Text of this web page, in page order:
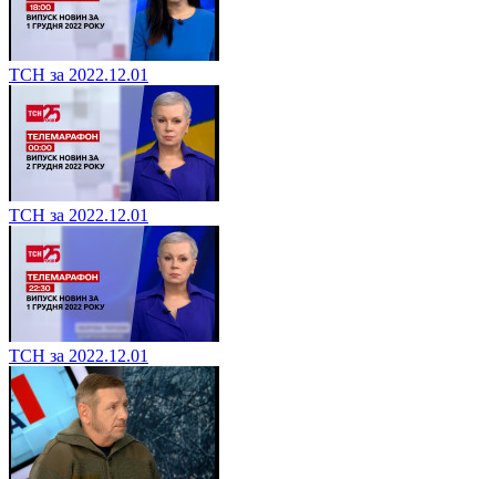
ТСН за 2022.12.01
ТСН за 2022.12.01
ТСН за 2022.12.01